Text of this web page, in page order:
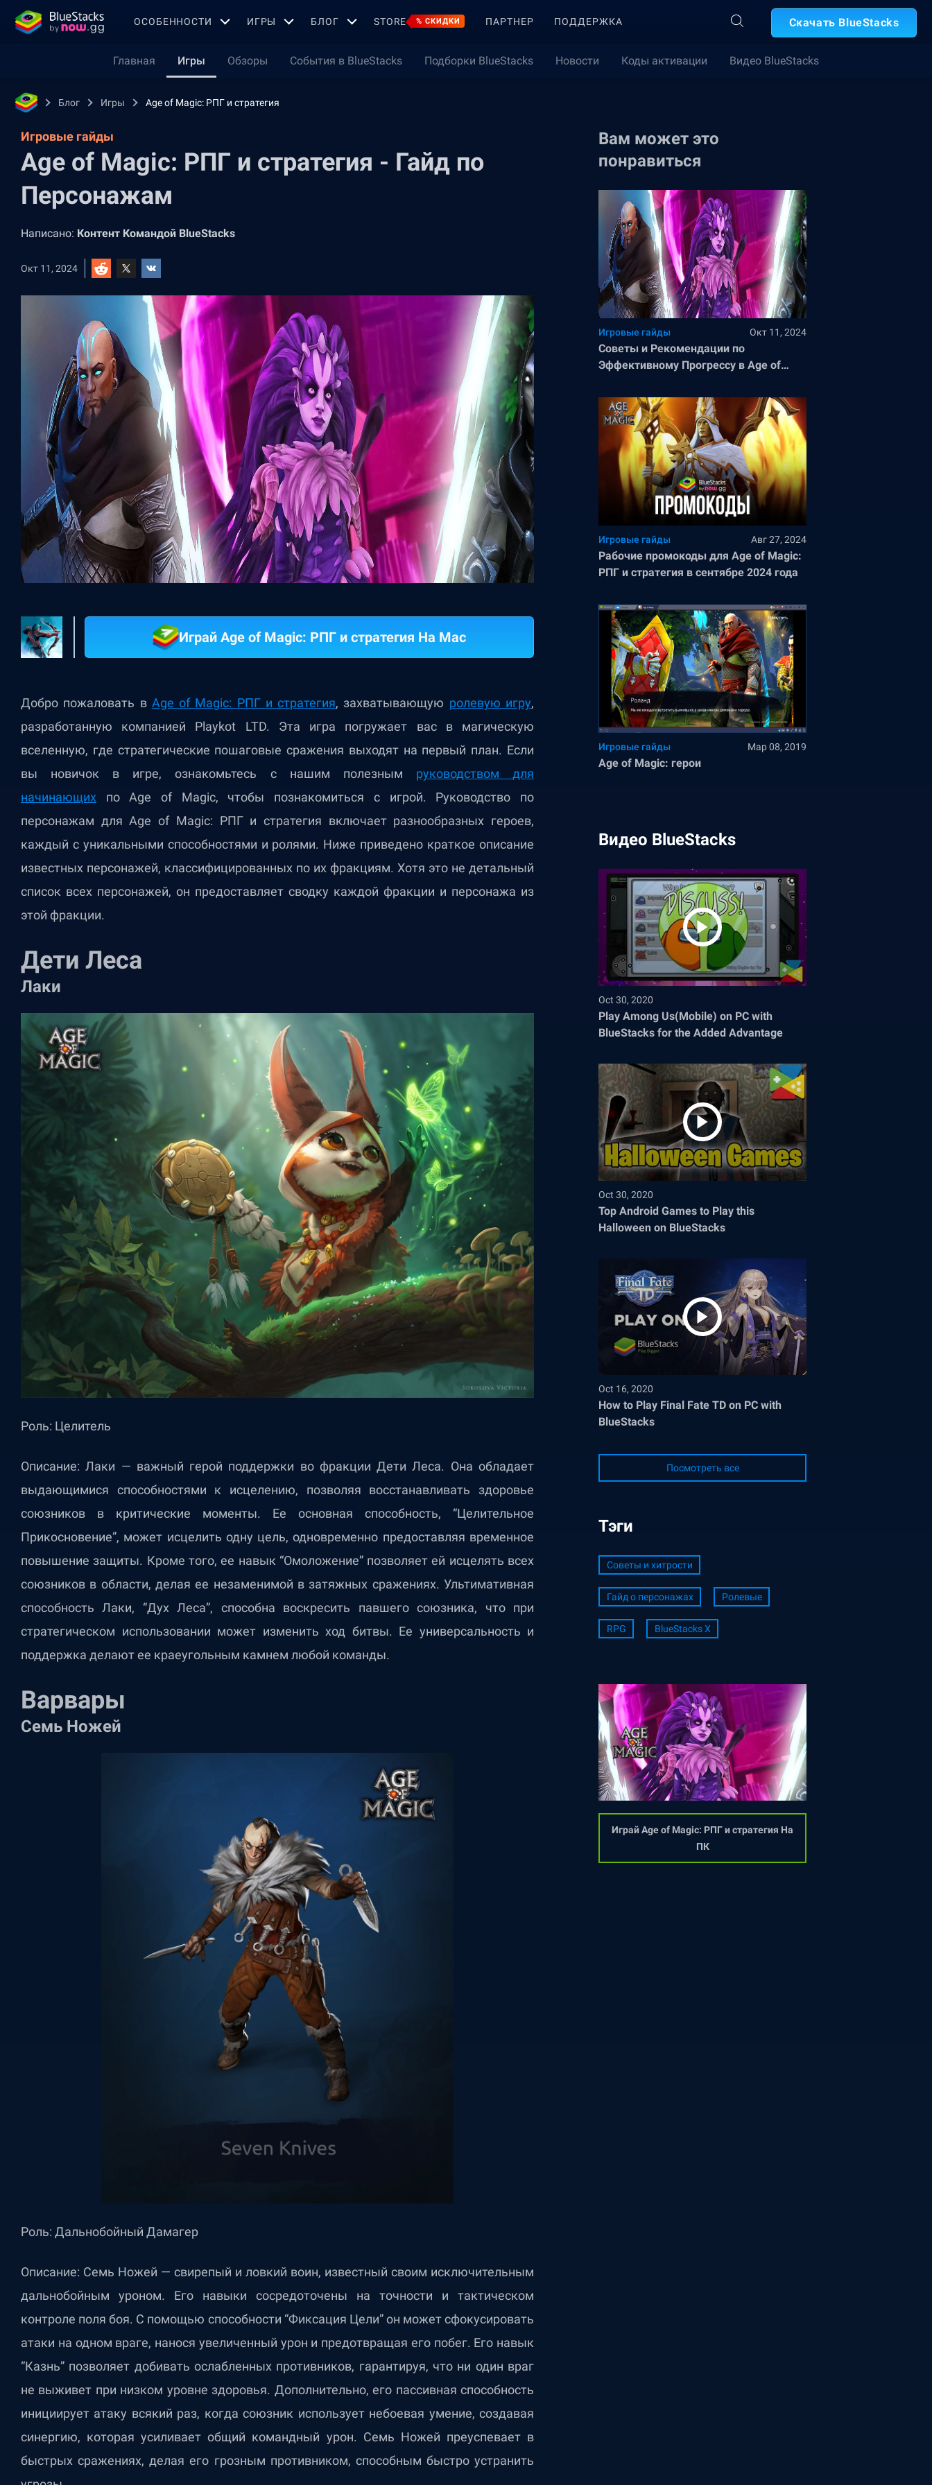
OСОБЕННОСТИ ИГРЫ БЛОГ STORE % СКИДКИ ПАРТНЕР ПОДДЕРЖКА Скачать BlueStacks
Главная Игры Обзоры События в BlueStacks Подборки BlueStacks Новости Коды активации Видео BlueStacks
Блог Игры Age of Magic: РПГ и стратегия
Игровые гайды
Age of Magic: РПГ и стратегия - Гайд по
Персонажам
Написано: Контент Командой BlueStacks
Окт 11, 2024
Играй Age of Magic: РПГ и стратегия На Mac
Добро пожаловать в Age of Magic: РПГ и стратегия, захватывающую ролевую игру,
разработанную компанией Playkot LTD. Эта игра погружает вас в магическую
вселенную, где стратегические пошаговые сражения выходят на первый план. Если
вы новичок в игре, ознакомьтесь с нашим полезным руководством для
начинающих по Age of Magic, чтобы познакомиться с игрой. Руководство по
персонажам для Age of Magic: РПГ и стратегия включает разнообразных героев,
каждый с уникальными способностями и ролями. Ниже приведено краткое описание
известных персонажей, классифицированных по их фракциям. Хотя это не детальный
список всех персонажей, он предоставляет сводку каждой фракции и персонажа из
этой фракции.
Дети Леса
Лаки
Роль: Целитель
Описание: Лаки — важный герой поддержки во фракции Дети Леса. Она обладает
выдающимися способностями к исцелению, позволяя восстанавливать здоровье
союзников в критические моменты. Ее основная способность, “Целительное
Прикосновение”, может исцелить одну цель, одновременно предоставляя временное
повышение защиты. Кроме того, ее навык “Омоложение” позволяет ей исцелять всех
союзников в области, делая ее незаменимой в затяжных сражениях. Ультимативная
способность Лаки, “Дух Леса”, способна воскресить павшего союзника, что при
стратегическом использовании может изменить ход битвы. Ее универсальность и
поддержка делают ее краеугольным камнем любой команды.
Варвары
Семь Ножей
Роль: Дальнобойный Дамагер
Описание: Семь Ножей — свирепый и ловкий воин, известный своим исключительным
дальнобойным уроном. Его навыки сосредоточены на точности и тактическом
контроле поля боя. С помощью способности “Фиксация Цели” он может сфокусировать
атаки на одном враге, нанося увеличенный урон и предотвращая его побег. Его навык
“Казнь” позволяет добивать ослабленных противников, гарантируя, что ни один враг
не выживет при низком уровне здоровья. Дополнительно, его пассивная способность
инициирует атаку всякий раз, когда союзник использует небоевая умение, создавая
синергию, которая усиливает общий командный урон. Семь Ножей преуспевает в
быстрых сражениях, делая его грозным противником, способным быстро устранить
Вам может это
понравиться
Игровые гайды Окт 11, 2024
Советы и Рекомендации по
Эффективному Прогрессу в Age of
Игровые гайды Авг 27, 2024
Рабочие промокоды для Age of Magic:
РПГ и стратегия в сентябре 2024 года
Игровые гайды Мар 08, 2019
Age of Magic: герои
Видео BlueStacks
Oct 30, 2020
Play Among Us(Mobile) on PC with
BlueStacks for the Added Advantage
Oct 30, 2020
Top Android Games to Play this
Halloween on BlueStacks
Oct 16, 2020
How to Play Final Fate TD on PC with
BlueStacks
Посмотреть все
Тэги
Советы и хитрости
Гайд о персонажах Ролевые
RPG BlueStacks X
Играй Age of Magic: РПГ и стратегия На
ПК